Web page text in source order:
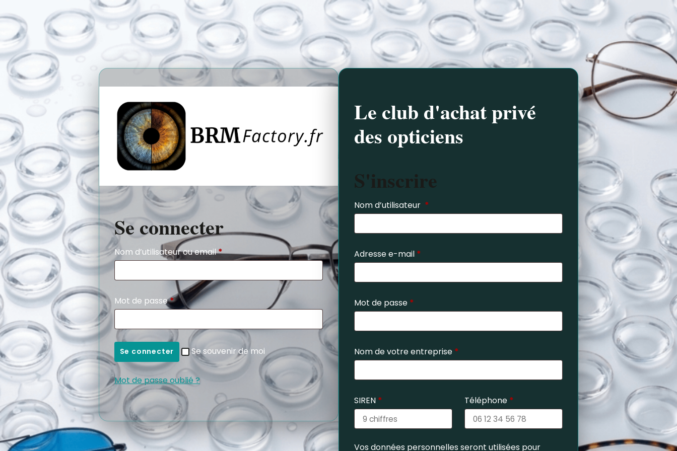
Se connecter
Nom d’utilisateur ou email*
Mot de passe*
Se connecter Se souvenir de moi
Mot de passe oublié ?
Le club d'achat privé
des opticiens
S'inscrire
Nom d’utilisateur *
Adresse e-mail *
Mot de passe *
Nom de votre entreprise *
SIREN * Téléphone *
Vos données personnelles seront utilisées pour